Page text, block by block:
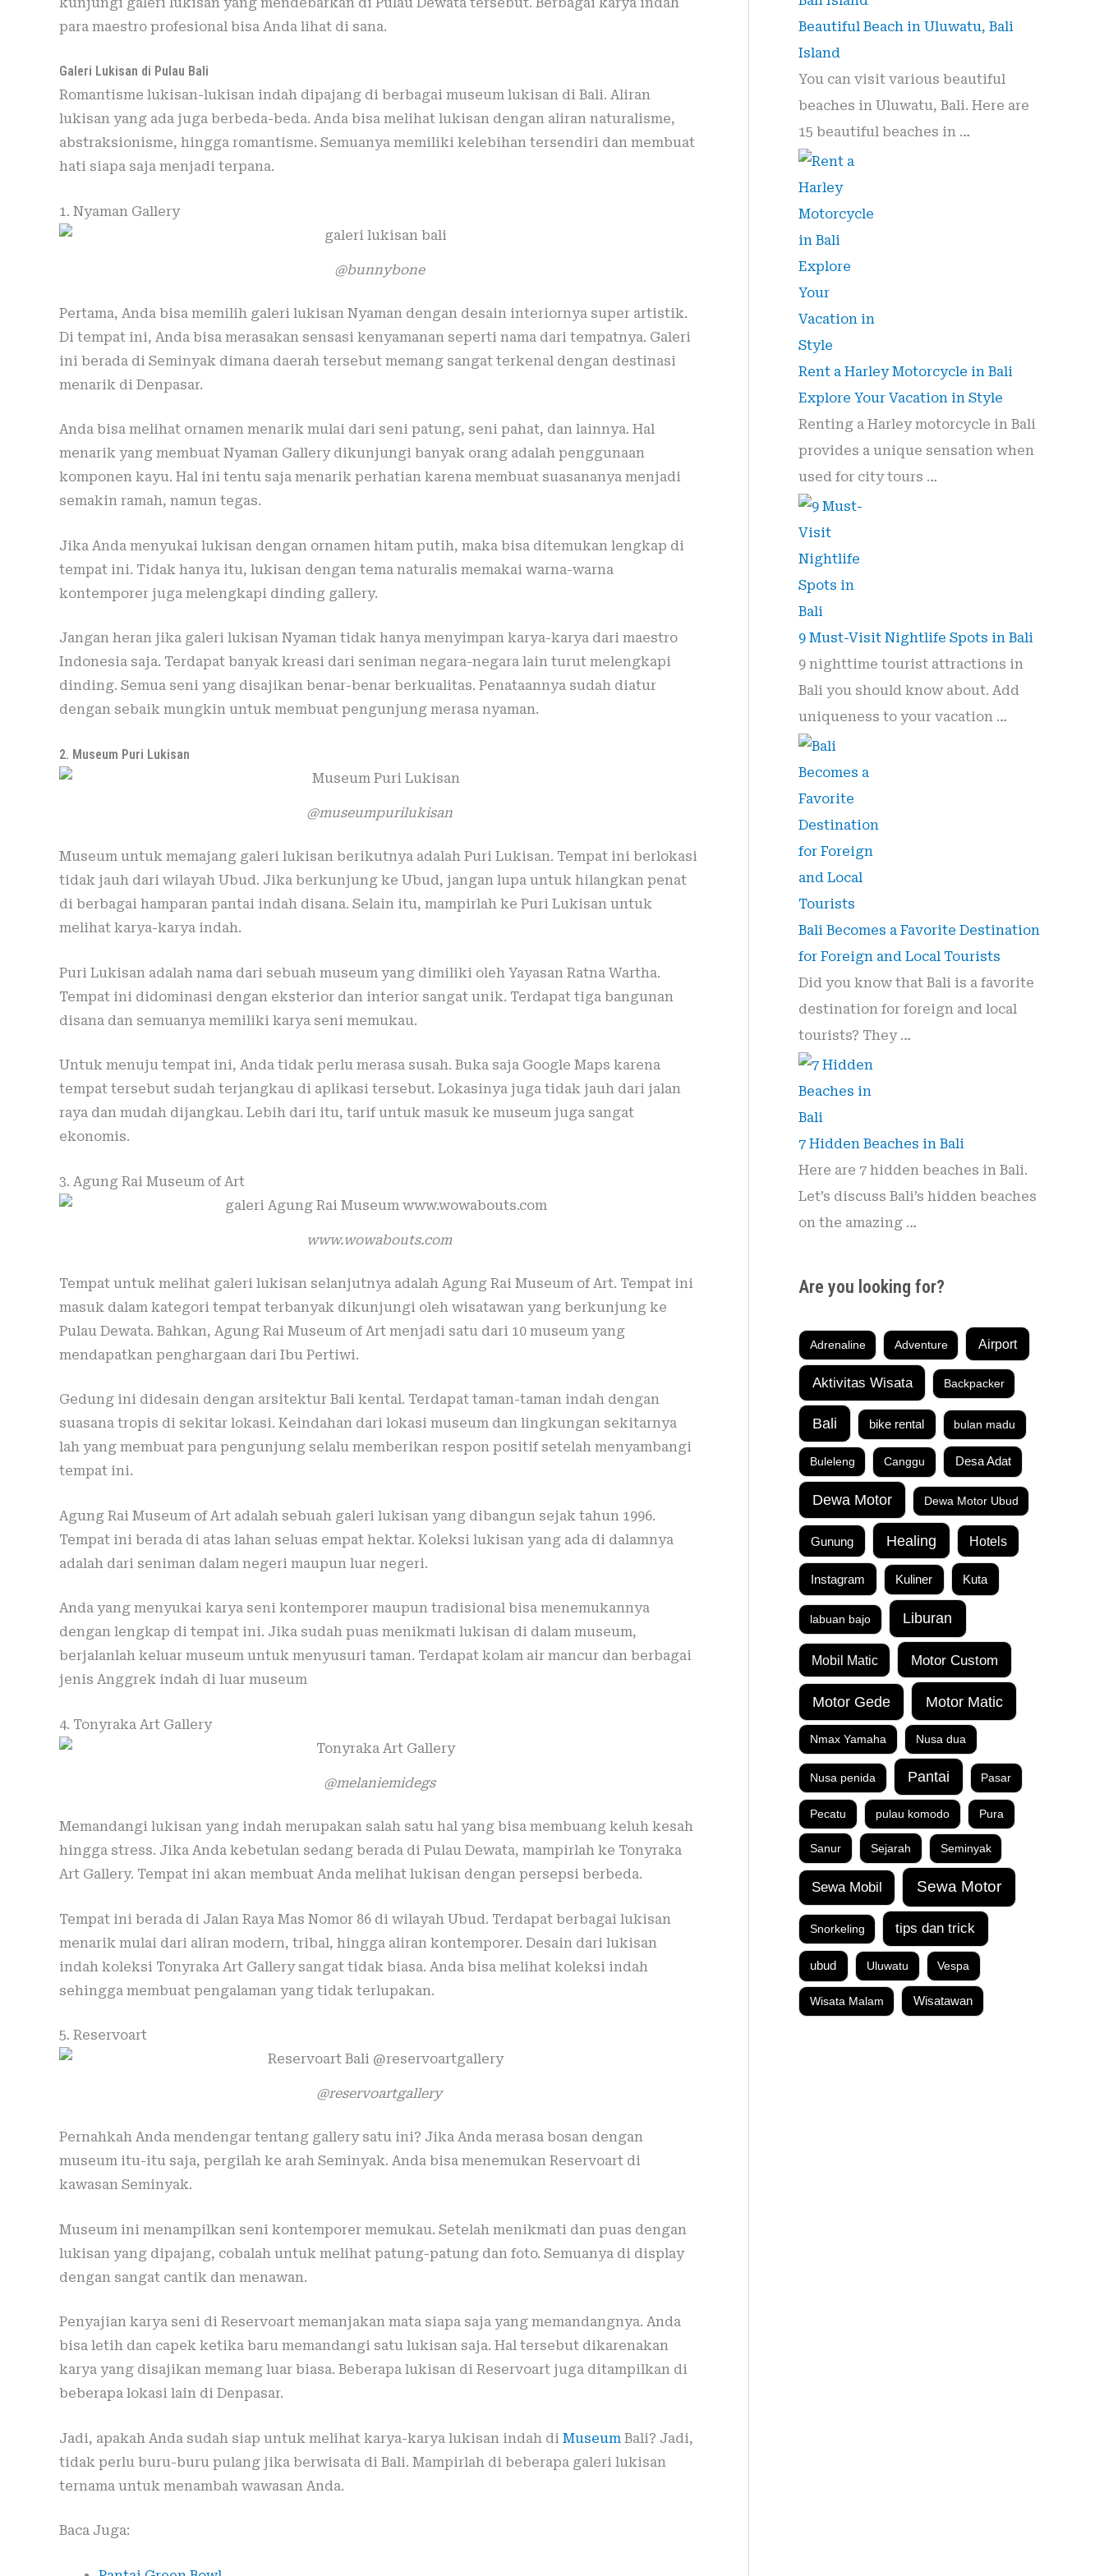
para maestro profesional bisa Anda lihat di sana.
Galeri Lukisan di Pulau Bali
Romantisme lukisan-lukisan indah dipajang di berbagai museum lukisan di Bali. Aliran
lukisan yang ada juga berbeda-beda. Anda bisa melihat lukisan dengan aliran naturalisme,
abstraksionisme, hingga romantisme. Semuanya memiliki kelebihan tersendiri dan membuat
hati siapa saja menjadi terpana.
1. Nyaman Gallery
@bunnybone
Pertama, Anda bisa memilih galeri lukisan Nyaman dengan desain interiornya super artistik.
Di tempat ini, Anda bisa merasakan sensasi kenyamanan seperti nama dari tempatnya. Galeri
ini berada di Seminyak dimana daerah tersebut memang sangat terkenal dengan destinasi
menarik di Denpasar.
Anda bisa melihat ornamen menarik mulai dari seni patung, seni pahat, dan lainnya. Hal
menarik yang membuat Nyaman Gallery dikunjungi banyak orang adalah penggunaan
komponen kayu. Hal ini tentu saja menarik perhatian karena membuat suasananya menjadi
semakin ramah, namun tegas.
Jika Anda menyukai lukisan dengan ornamen hitam putih, maka bisa ditemukan lengkap di
tempat ini. Tidak hanya itu, lukisan dengan tema naturalis memakai warna-warna
kontemporer juga melengkapi dinding gallery.
Jangan heran jika galeri lukisan Nyaman tidak hanya menyimpan karya-karya dari maestro
Indonesia saja. Terdapat banyak kreasi dari seniman negara-negara lain turut melengkapi
dinding. Semua seni yang disajikan benar-benar berkualitas. Penataannya sudah diatur
dengan sebaik mungkin untuk membuat pengunjung merasa nyaman.
2. Museum Puri Lukisan
@museumpurilukisan
Museum untuk memajang galeri lukisan berikutnya adalah Puri Lukisan. Tempat ini berlokasi
tidak jauh dari wilayah Ubud. Jika berkunjung ke Ubud, jangan lupa untuk hilangkan penat
di berbagai hamparan pantai indah disana. Selain itu, mampirlah ke Puri Lukisan untuk
melihat karya-karya indah.
Puri Lukisan adalah nama dari sebuah museum yang dimiliki oleh Yayasan Ratna Wartha.
Tempat ini didominasi dengan eksterior dan interior sangat unik. Terdapat tiga bangunan
disana dan semuanya memiliki karya seni memukau.
Untuk menuju tempat ini, Anda tidak perlu merasa susah. Buka saja Google Maps karena
tempat tersebut sudah terjangkau di aplikasi tersebut. Lokasinya juga tidak jauh dari jalan
raya dan mudah dijangkau. Lebih dari itu, tarif untuk masuk ke museum juga sangat
ekonomis.
3. Agung Rai Museum of Art
www.wowabouts.com
Tempat untuk melihat galeri lukisan selanjutnya adalah Agung Rai Museum of Art. Tempat ini
masuk dalam kategori tempat terbanyak dikunjungi oleh wisatawan yang berkunjung ke
Pulau Dewata. Bahkan, Agung Rai Museum of Art menjadi satu dari 10 museum yang
mendapatkan penghargaan dari Ibu Pertiwi.
Gedung ini didesain dengan arsitektur Bali kental. Terdapat taman-taman indah dengan
suasana tropis di sekitar lokasi. Keindahan dari lokasi museum dan lingkungan sekitarnya
lah yang membuat para pengunjung selalu memberikan respon positif setelah menyambangi
tempat ini.
Agung Rai Museum of Art adalah sebuah galeri lukisan yang dibangun sejak tahun 1996.
Tempat ini berada di atas lahan seluas empat hektar. Koleksi lukisan yang ada di dalamnya
adalah dari seniman dalam negeri maupun luar negeri.
Anda yang menyukai karya seni kontemporer maupun tradisional bisa menemukannya
dengan lengkap di tempat ini. Jika sudah puas menikmati lukisan di dalam museum,
berjalanlah keluar museum untuk menyusuri taman. Terdapat kolam air mancur dan berbagai
jenis Anggrek indah di luar museum
4. Tonyraka Art Gallery
@melaniemidegs
Memandangi lukisan yang indah merupakan salah satu hal yang bisa membuang keluh kesah
hingga stress. Jika Anda kebetulan sedang berada di Pulau Dewata, mampirlah ke Tonyraka
Art Gallery. Tempat ini akan membuat Anda melihat lukisan dengan persepsi berbeda.
Tempat ini berada di Jalan Raya Mas Nomor 86 di wilayah Ubud. Terdapat berbagai lukisan
menarik mulai dari aliran modern, tribal, hingga aliran kontemporer. Desain dari lukisan
indah koleksi Tonyraka Art Gallery sangat tidak biasa. Anda bisa melihat koleksi indah
sehingga membuat pengalaman yang tidak terlupakan.
5. Reservoart
@reservoartgallery
Pernahkah Anda mendengar tentang gallery satu ini? Jika Anda merasa bosan dengan
museum itu-itu saja, pergilah ke arah Seminyak. Anda bisa menemukan Reservoart di
kawasan Seminyak.
Museum ini menampilkan seni kontemporer memukau. Setelah menikmati dan puas dengan
lukisan yang dipajang, cobalah untuk melihat patung-patung dan foto. Semuanya di display
dengan sangat cantik dan menawan.
Penyajian karya seni di Reservoart memanjakan mata siapa saja yang memandangnya. Anda
bisa letih dan capek ketika baru memandangi satu lukisan saja. Hal tersebut dikarenakan
karya yang disajikan memang luar biasa. Beberapa lukisan di Reservoart juga ditampilkan di
beberapa lokasi lain di Denpasar.
Jadi, apakah Anda sudah siap untuk melihat karya-karya lukisan indah di Museum Bali? Jadi,
tidak perlu buru-buru pulang jika berwisata di Bali. Mampirlah di beberapa galeri lukisan
ternama untuk menambah wawasan Anda.
Baca Juga:
r
:
Beautiful Beach in Uluwatu, Bali
Island
You can visit various beautiful
beaches in Uluwatu, Bali. Here are
15 beautiful beaches in …
Rent a Harley Motorcycle in Bali
Explore Your Vacation in Style
Renting a Harley motorcycle in Bali
provides a unique sensation when
used for city tours …
9 Must-Visit Nightlife Spots in Bali
9 nighttime tourist attractions in
Bali you should know about. Add
uniqueness to your vacation …
Bali Becomes a Favorite Destination
for Foreign and Local Tourists
Did you know that Bali is a favorite
destination for foreign and local
tourists? They …
7 Hidden Beaches in Bali
Here are 7 hidden beaches in Bali.
Let’s discuss Bali’s hidden beaches
on the amazing …
Are you looking for?
Adrenaline Adventure Airport
Aktivitas Wisata Backpacker
Bali bike rental bulan madu
Buleleng Canggu Desa Adat
Dewa Motor Dewa Motor Ubud
Gunung Healing Hotels
Instagram Kuliner Kuta
labuan bajo Liburan
Mobil Matic Motor Custom
Motor Gede Motor Matic
Nmax Yamaha Nusa dua
Nusa penida Pantai Pasar
Pecatu pulau komodo Pura
Sanur Sejarah Seminyak
Sewa Mobil Sewa Motor
Snorkeling tips dan trick
ubud Uluwatu Vespa
Wisata Malam Wisatawan